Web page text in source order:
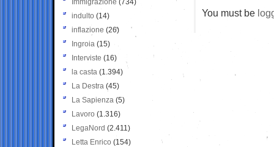
You must be
Immigrazione (734)
indulto (14)
inflazione (26)
Ingroia (15)
Interviste (16)
la casta (1.394)
La Destra (45)
La Sapienza (5)
Lavoro (1.316)
LegaNord (2.411)
Letta Enrico (154)